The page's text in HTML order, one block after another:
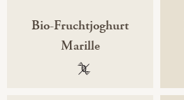
Bio-Fruchtjoghurt
Marille
100 % gentechnikfrei